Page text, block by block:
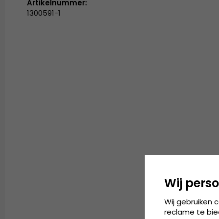
Artikelnummer:
1300591-1
Wij
Wij gebruiken
reclame te